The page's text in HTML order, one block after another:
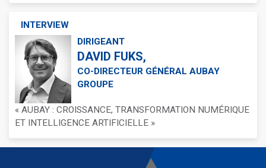
INTERVIEW
DIRIGEANT
DAVID FUKS,
CO-DIRECTEUR GÉNÉRAL AUBAY
GROUPE
« AUBAY : CROISSANCE, TRANSFORMATION NUMÉRIQUE
ET INTELLIGENCE ARTIFICIELLE »